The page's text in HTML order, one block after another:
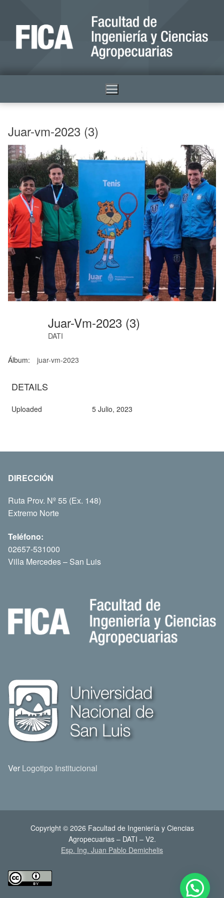
Juar-vm-2023 (3)
Juar-Vm-2023 (3)
DATI
Álbum: juar-vm-2023
DETAILS
Uploaded 5 Julio, 2023
DIRECCIÓN
Ruta Prov. Nº 55 (Ex. 148)
Extremo Norte
Teléfono:
02657-531000
Villa Mercedes – San Luis
Ver Logotipo Institucional
Copyright © 2026 Facultad de Ingeniería y Ciencias
Agropecuarias – DATI – V2.
Esp. Ing. Juan Pablo Demichelis